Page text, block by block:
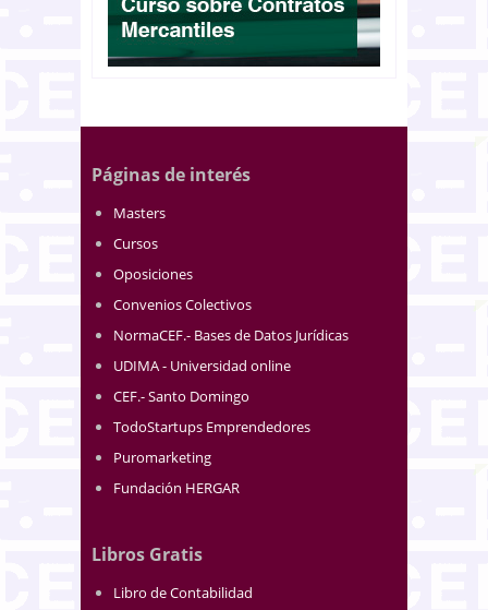
Páginas de interés
Masters
Cursos
Oposiciones
Convenios Colectivos
NormaCEF.- Bases de Datos Jurídicas
UDIMA - Universidad online
CEF.- Santo Domingo
TodoStartups Emprendedores
Puromarketing
Fundación HERGAR
Libros Gratis
Libro de Contabilidad